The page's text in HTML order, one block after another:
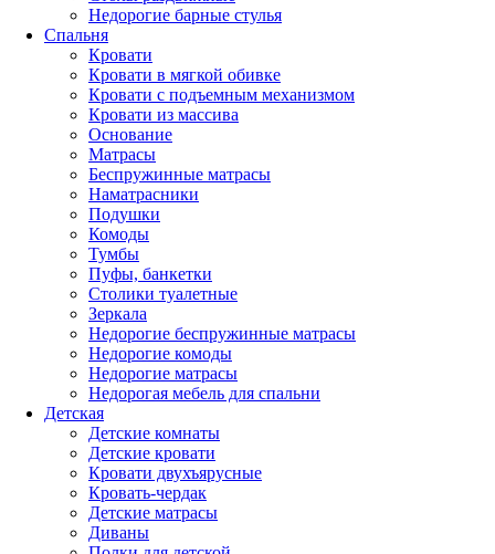
Недорогие барные стулья
Спальня
Кровати
Кровати в мягкой обивке
Кровати с подъемным механизмом
Кровати из массива
Основание
Матрасы
Беспружинные матрасы
Наматрасники
Подушки
Комоды
Тумбы
Пуфы, банкетки
Столики туалетные
Зеркала
Недорогие беспружинные матрасы
Недорогие комоды
Недорогие матрасы
Недорогая мебель для спальни
Детская
Детские комнаты
Детские кровати
Кровати двухъярусные
Кровать-чердак
Детские матрасы
Диваны